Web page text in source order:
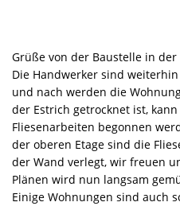
Grüße von der Baustelle in
Die Handwerker sind
und nach werden die
der Estrich getrocknet ist,
Fliesenarbeiten begonnen
der oberen Etage sind die
der Wand verlegt, wir freuen
Plänen wird nun langsam
Einige Wohnungen sind auch